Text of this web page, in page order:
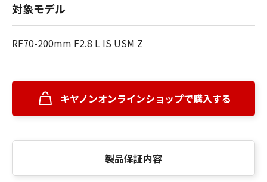
対象モデル
RF70-200mm F2.8 L IS USM Z
キヤノンオンラインショップで購入する
製品保証内容